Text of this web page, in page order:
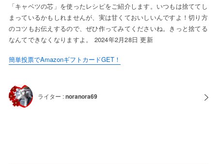
「キャベツの芯」を使ったレシピをご紹介します。いつもは捨ててし
まっているかもしれませんが、実は甘くておいしいんですよ！切り方
のコツもお伝えするので、ぜひ作ってみてくださいね。きっと捨てる
なんてできなくなりますよ。 2024年2月28日 更新
簡単投票でAmazonギフトカードGET！
ライター :noranora69